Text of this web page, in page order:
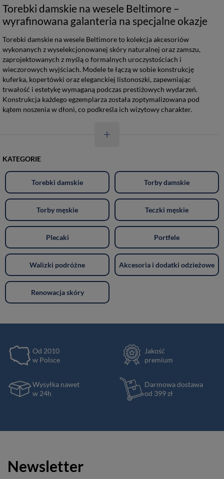
Torebki damskie na wesele Beltimore –
wyrafinowana galanteria na specjalne okazje
Torebki damskie na wesele Beltimore to kolekcja akcesoriów
wykonanych z wyselekcjonowanej skóry naturalnej oraz zamszu,
zaprojektowanych z myślą o formalnych uroczystościach i
wieczorowych wyjściach. Modele te łączą w sobie konstrukcję
kuferka, kopertówki oraz eleganckiej listonoszki, zapewniając
trwałość i estetykę wymaganą podczas prestiżowych wydarzeń.
Konstrukcja każdego egzemplarza została zoptymalizowana pod
kątem noszenia w dłoni, co podkreśla ich wizytowy charakter.
KATEGORIE
Torebki damskie Torby damskie
Torby męskie Teczki męskie
Plecaki Portfele
Walizki podróżne Akcesoria i dodatki odzieżowe
Renowacja skóry
Od 2010
w Polsce
Jakość
premium
Wysyłka nawet
w 24h
Darmowa dostawa
od 399 zł
Newsletter